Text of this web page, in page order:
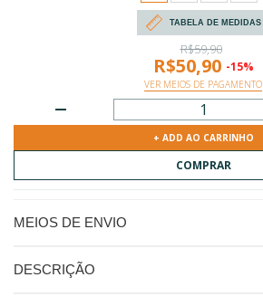
TABELA DE MEDIDAS
R$59,90
R$50,90 -15%
VER MEIOS DE PAGAMENTO
MEIOS DE ENVIO
DESCRIÇÃO